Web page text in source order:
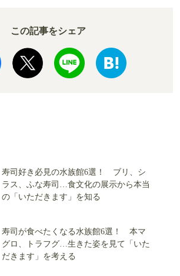
この記事をシェア
寿司好き必見の水族館6選！ ブリ、シ
ラス、ふな寿司…食文化の展示から本当
の「いただきます」を知る
寿司が食べたくなる水族館6選！ 本マ
グロ、トラフグ…生きた姿を見て「いた
だきます」を考える